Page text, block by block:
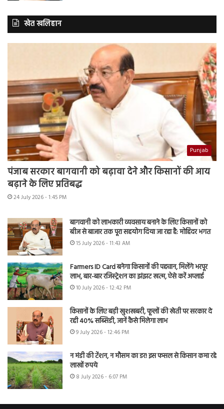
खेत खलिहान
Punjab
पंजाब सरकार बागवानी को बढ़ावा देने और किसानों की आय
बढ़ाने के लिए प्रतिबद्ध
24 July 2026 - 1:45 PM
बागवानी को लाभकारी व्यवसाय बनाने के लिए किसानों को
बीज से बाजार तक पूरा सहयोग दिया जा रहा है: मोहिंदर भगत
15 July 2026 - 11:43 AM
Farmers ID Card बनेगा किसानों की पहचान, मिलेंगे भरपूर
लाभ, बार-बार रजिस्ट्रेशन का झंझट खत्म, ऐसे करें अप्लाई
10 July 2026 - 12:42 PM
किसानों के लिए बड़ी खुशखबरी, फूलों की खेती पर सरकार दे
रही 40% सब्सिडी, जानें कैसे मिलेगा लाभ
9 July 2026 - 12:46 PM
न मंडी की टेंशन, न मौसम का डर! इस फसल से किसान कमा रहे
लाखों रुपये
8 July 2026 - 6:07 PM